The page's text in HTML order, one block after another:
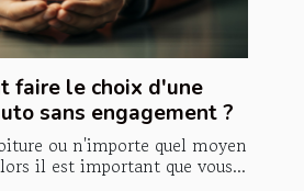
faire le choix d'une
sans engagement ?
ou n'importe quel moyen
il est important que vous...